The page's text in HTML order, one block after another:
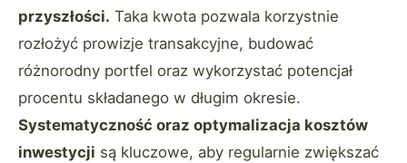
przyszłości. Taka kwota pozwala korzystnie
rozłożyć prowizje transakcyjne, budować
różnorodny portfel oraz wykorzystać potencjał
procentu składanego w długim okresie.
Systematyczność oraz optymalizacja kosztów
inwestycji są kluczowe, aby regularnie zwiększać